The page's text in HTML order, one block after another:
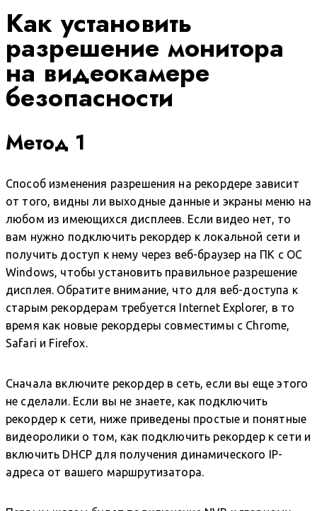
Как установить
разрешение монитора
на видеокамере
безопасности
Метод 1
Способ изменения разрешения на рекордере зависит
от того, видны ли выходные данные и экраны меню на
любом из имеющихся дисплеев. Если видео нет, то
вам нужно подключить рекордер к локальной сети и
получить доступ к нему через веб-браузер на ПК с ОС
Windows, чтобы установить правильное разрешение
дисплея. Обратите внимание, что для веб-доступа к
старым рекордерам требуется Internet Explorer, в то
время как новые рекордеры совместимы с Chrome,
Safari и Firefox.
Сначала включите рекордер в сеть, если вы еще этого
не сделали. Если вы не знаете, как подключить
рекордер к сети, ниже приведены простые и понятные
видеоролики о том, как подключить рекордер к сети и
включить DHCP для получения динамического IP-
адреса от вашего маршрутизатора.